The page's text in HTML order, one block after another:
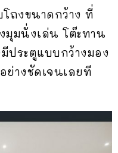
ถงขนาดกว้าง ที่
มนั่งเล่น โต๊ะทาน
ประตูแบบกว้างมอง
างชัดเจนเลยที